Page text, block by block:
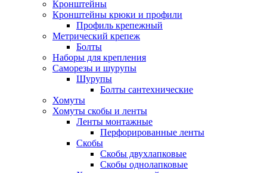
Кронштейны
Кронштейны крюки и профили
Профиль крепежный
Метрический крепеж
Болты
Наборы для крепления
Саморезы и шурупы
Шурупы
Болты сантехнические
Хомуты
Хомуты скобы и ленты
Ленты монтажные
Перфорированные ленты
Скобы
Скобы двухлапковые
Скобы однолапковые